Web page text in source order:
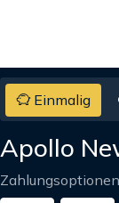
Einmalig
Apollo